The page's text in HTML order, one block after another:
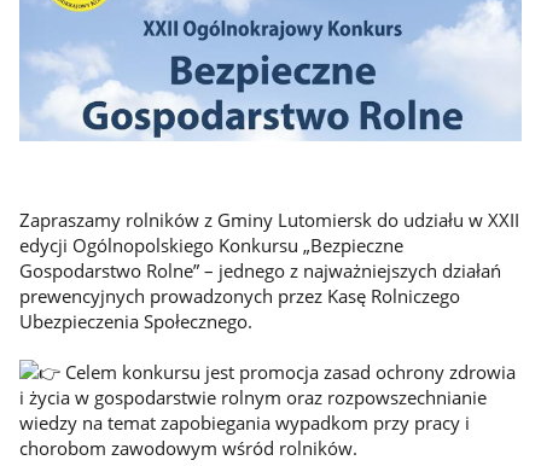
Zapraszamy rolników z Gminy Lutomiersk do udziału w XXII
edycji Ogólnopolskiego Konkursu „Bezpieczne
Gospodarstwo Rolne” – jednego z najważniejszych działań
prewencyjnych prowadzonych przez Kasę Rolniczego
Ubezpieczenia Społecznego.
Celem konkursu jest promocja zasad ochrony zdrowia
i życia w gospodarstwie rolnym oraz rozpowszechnianie
wiedzy na temat zapobiegania wypadkom przy pracy i
chorobom zawodowym wśród rolników.